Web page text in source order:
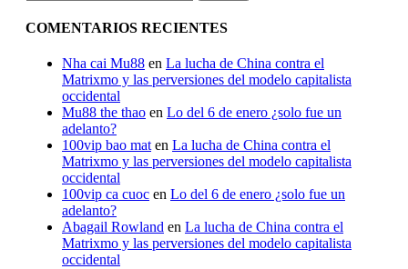
COMENTARIOS RECIENTES
Nha cai Mu88 en La lucha de China contra el
Matrixmo y las perversiones del modelo capitalista
occidental
Mu88 the thao en Lo del 6 de enero ¿solo fue un
adelanto?
100vip bao mat en La lucha de China contra el
Matrixmo y las perversiones del modelo capitalista
occidental
100vip ca cuoc en Lo del 6 de enero ¿solo fue un
adelanto?
Abagail Rowland en La lucha de China contra el
Matrixmo y las perversiones del modelo capitalista
occidental